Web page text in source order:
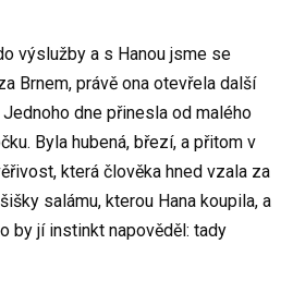
výslužby a s Hanou jsme se
Brnem, právě ona otevřela další
dne přinesla od malého
Byla hubená, březí, a přitom v
která člověka hned vzala za
salámu, kterou Hana koupila, a
by jí instinkt napověděl: tady